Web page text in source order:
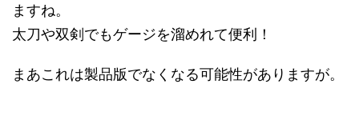
ますね。
太刀や双剣でもゲージを溜めれて便利！
まあこれは製品版でなくなる可能性がありますが。